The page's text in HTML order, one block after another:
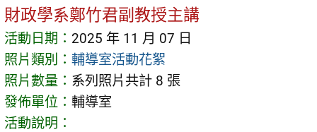
財政學系鄭竹君副教授主講
活動日期： 2025 年 11 月 07 日
照片類別： 輔導室活動花絮
照片數量： 系列照片共計 8 張
發佈單位： 輔導室
活動說明：